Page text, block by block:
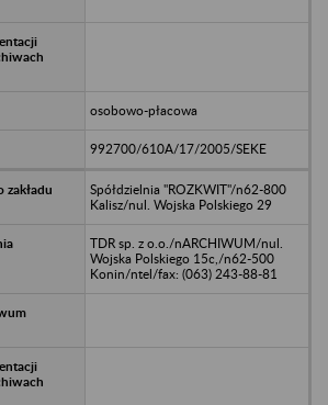
osobowo-płacowa
992700/610A/17/2005/SEKE
Spółdzielnia "ROZKWIT"/n62-800
Kalisz/nul. Wojska Polskiego 29
TDR sp. z o.o./nARCHIWUM/nul.
Wojska Polskiego 15c,/n62-500
Konin/ntel/fax: (063) 243-88-81